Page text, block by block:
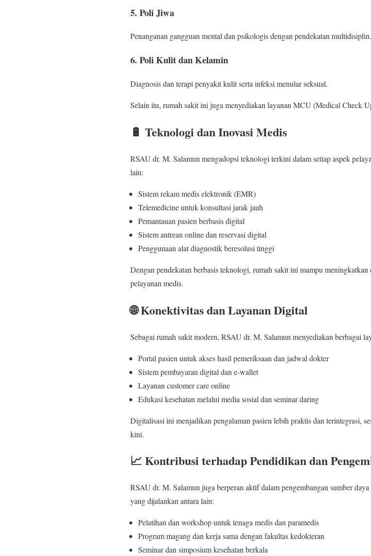
5. Poli Jiwa
Penanganan gangguan mental dan psikologis dengan pendekatan multidisiplin.
6. Poli Kulit dan Kelamin
Diagnosis dan terapi penyakit kulit serta infeksi menular seksual.
Selain itu, rumah sakit ini juga menyediakan layanan MCU (Medical Check
🔋 Teknologi dan Inovasi Medis
RSAU dr. M. Salamun mengadopsi teknologi terkini dalam setiap aspek
lain:
Sistem rekam medis elektronik (EMR)
Telemedicine untuk konsultasi jarak jauh
Pemantauan pasien berbasis digital
Sistem antrean online dan reservasi digital
Penggunaan alat diagnostik beresolusi tinggi
Dengan pendekatan berbasis teknologi, rumah sakit ini mampu
pelayanan medis.
🌐 Konektivitas dan Layanan Digital
Sebagai rumah sakit modern, RSAU dr. M. Salamun menyediakan berbagai
Portal pasien untuk akses hasil pemeriksaan dan jadwal dokter
Sistem pembayaran digital dan e-wallet
Layanan customer care online
Edukasi kesehatan melalui media sosial dan seminar daring
Digitalisasi ini menjadikan pengalaman pasien lebih praktis dan terintegrasi,
kini.
📈 Kontribusi terhadap Pendidikan dan
RSAU dr. M. Salamun juga berperan aktif dalam pengembangan sumber
yang dijalankan antara lain:
Pelatihan dan workshop untuk tenaga medis dan paramedis
Program magang dan kerja sama dengan fakultas kedokteran
Seminar dan simposium kesehatan berkala